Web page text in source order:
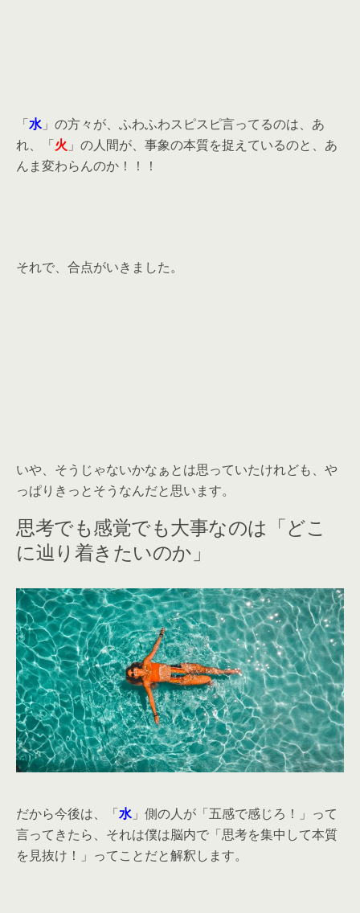
「水」の方々が、ふわふわスピスピ言ってるのは、あ
れ、「火 」の人間が、事象の本質を捉えているのと、あ
んま変わらんのか！！！
それで、合点がいきました。
いや、そうじゃないかなぁとは思っていたけれども、や
っぱりきっとそうなんだと思います。
思考でも感覚でも大事なのは「どこ
に辿り着きたいのか」
だから今後は、「水」側の人が「五感で感じろ！」って
言ってきたら、それは僕は脳内で「思考を集中して本質
を見抜け！」ってことだと解釈します。